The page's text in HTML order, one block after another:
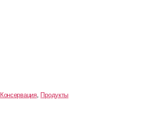
Консервация, Продукты